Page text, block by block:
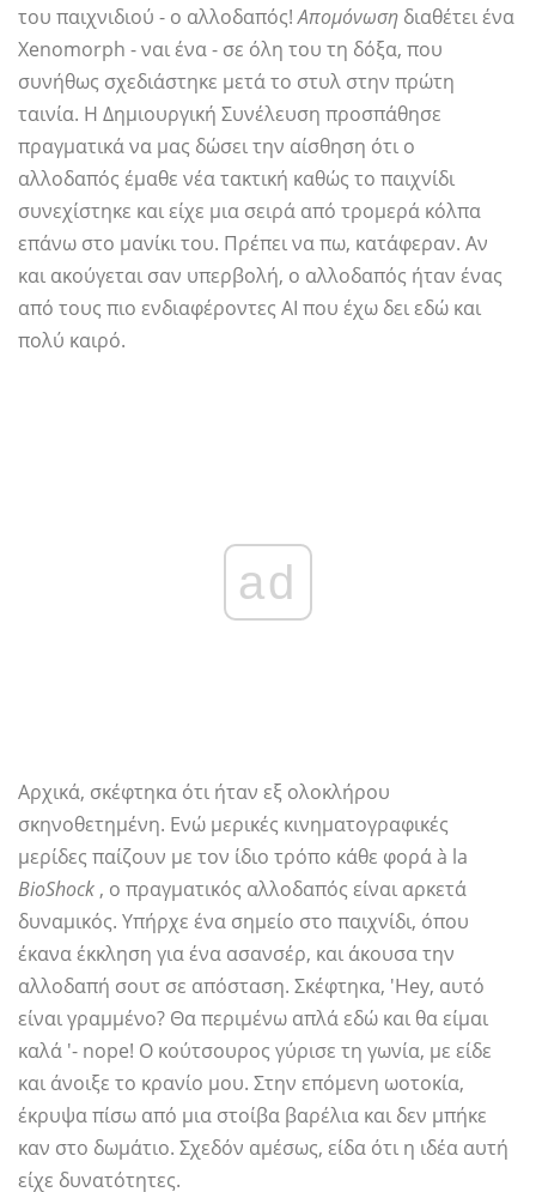
του παιχνιδιού - ο αλλοδαπός!Απομόνωση διαθέτει ένα
Xenomorph - ναι ένα - σε όλη του τη δόξα, που
συνήθως σχεδιάστηκε μετά το στυλ στην πρώτη
ταινία. Η Δημιουργική Συνέλευση προσπάθησε
πραγματικά να μας δώσει την αίσθηση ότι ο
αλλοδαπός έμαθε νέα τακτική καθώς το παιχνίδι
συνεχίστηκε και είχε μια σειρά από τρομερά κόλπα
επάνω στο μανίκι του. Πρέπει να πω, κατάφεραν. Αν
και ακούγεται σαν υπερβολή, ο αλλοδαπός ήταν ένας
από τους πιο ενδιαφέροντες AI που έχω δει εδώ και
πολύ καιρό.
ad
Αρχικά, σκέφτηκα ότι ήταν εξ ολοκλήρου
σκηνοθετημένη. Ενώ μερικές κινηματογραφικές
μερίδες παίζουν με τον ίδιο τρόπο κάθε φορά à la
BioShock , ο πραγματικός αλλοδαπός είναι αρκετά
δυναμικός. Υπήρχε ένα σημείο στο παιχνίδι, όπου
έκανα έκκληση για ένα ασανσέρ, και άκουσα την
αλλοδαπή σουτ σε απόσταση. Σκέφτηκα, 'Hey, αυτό
είναι γραμμένο? Θα περιμένω απλά εδώ και θα είμαι
καλά '- nope! Ο κούτσουρος γύρισε τη γωνία, με είδε
και άνοιξε το κρανίο μου. Στην επόμενη ωοτοκία,
έκρυψα πίσω από μια στοίβα βαρέλια και δεν μπήκε
καν στο δωμάτιο. Σχεδόν αμέσως, είδα ότι η ιδέα αυτή
είχε δυνατότητες.